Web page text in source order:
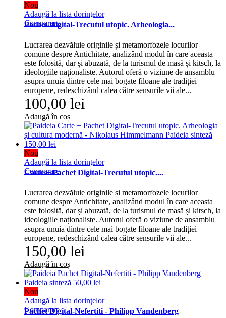
Nou
Adaugă la lista dorinţelor
Comparare
Pachet Digital-Trecutul utopic. Arheologia...
Lucrarea dezvăluie originile și metamorfozele locurilor
comune despre Antichitate, analizând modul în care aceasta
este folosită, dar și abuzată, de la turismul de masă și kitsch, la
ideologiile naționaliste. Autorul oferă o viziune de ansamblu
asupra unuia dintre cele mai bogate filoane ale tradiției
europene, redeschizând calea către sensurile vii ale...
100,00 lei
Adaugă în coș
Nou
Adaugă la lista dorinţelor
Comparare
Carte + Pachet Digital-Trecutul utopic....
Lucrarea dezvăluie originile și metamorfozele locurilor
comune despre Antichitate, analizând modul în care aceasta
este folosită, dar și abuzată, de la turismul de masă și kitsch, la
ideologiile naționaliste. Autorul oferă o viziune de ansamblu
asupra unuia dintre cele mai bogate filoane ale tradiției
europene, redeschizând calea către sensurile vii ale...
150,00 lei
Adaugă în coș
Nou
Adaugă la lista dorinţelor
Comparare
Pachet Digital-Nefertiti - Philipp Vandenberg